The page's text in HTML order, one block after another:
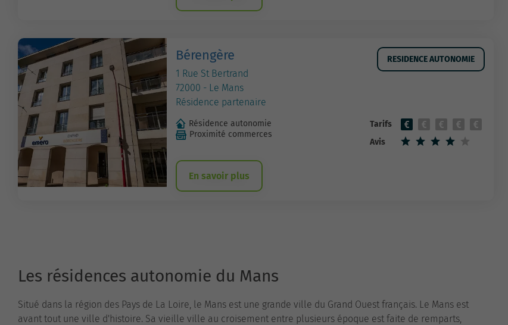
Bérengère
1 Rue St Bertrand
72000 - Le Mans
Résidence partenaire
RESIDENCE AUTONOMIE
Résidence autonomie
Proximité commerces
Tarifs
Avis
En savoir plus
Les résidences autonomie du Mans
Situé dans la région des Pays de La Loire, le Mans est une grande ville du Grand Ouest français. Le Mans est
avant tout une ville d'histoire. Sa vieille ville au croisement entre plusieurs époque est faite de remparts,